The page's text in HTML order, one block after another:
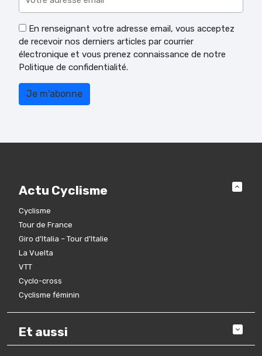
En renseignant votre adresse email, vous acceptez
de recevoir nos derniers articles par courrier
électronique et vous prenez connaissance de notre
Politique de confidentialité.
Actu Cyclisme
Cyclisme
Tour de France
Giro d’Italia – Tour d’Italie
La Vuelta
VTT
Cyclo-cross
Cyclisme féminin
Et aussi